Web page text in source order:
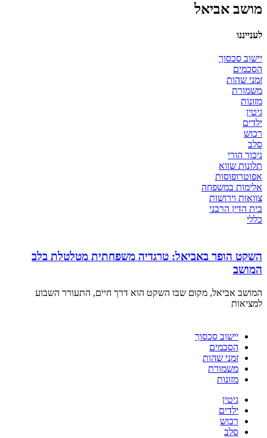
מושב אביאל
לענייננו
יישוב סכסוך
הסכמים
זמני שהות
משמורת
מזונות
גיטין
ילדים
רכוש
סלב
ניכור הורי
תלונות שווא
אפוטרופוסות
אלימות במשפחה
צוואות וירושות
בית הדין הרבני
כללי
השקט הופר באביאל: טרגדיה משפחתית מטלטלת בלב
המושב
המושב אביאל, מקום שבו השקט הוא דרך חיים, התעורר השבוע
למציאות
יישוב סכסוך
הסכמים
זמני שהות
משמורת
מזונות
גיטין
ילדים
רכוש
סלב